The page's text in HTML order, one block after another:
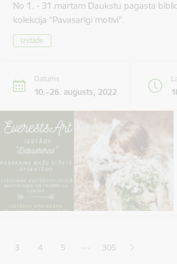
No 1. - 31.martam Daukstu pagasta
kolekcija "Pavasarīgi motīvi".
Izstāde
Datums
10.–26. augusts, 2022
lapaLapa
3 Lapa
4 Lapa
5 … 305